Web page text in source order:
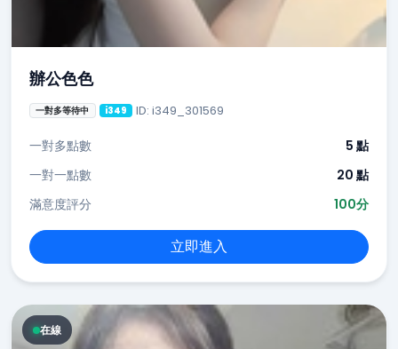
辦公色色
一對多等待中 i349 ID: i349_301569
一對多點數
5 點
一對一點數
20 點
滿意度評分
100分
立即進入
在線